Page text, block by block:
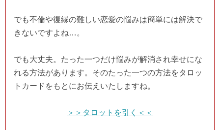
でも不倫や復縁の難しい恋愛の悩みは簡単には解決で
きないですよね…。
でも大丈夫。たった一つだけ悩みが解消され幸せにな
れる方法があります。そのたった一つの方法をタロッ
トカードをもとにお伝えいたしますね。
＞＞タロットを引く＜＜